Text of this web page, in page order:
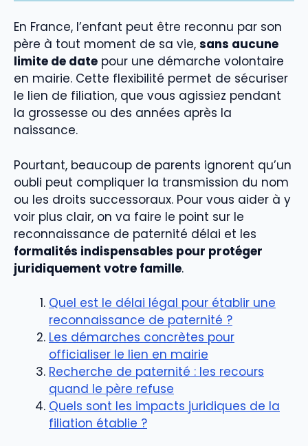
En France, l’enfant peut être reconnu par son
père à tout moment de sa vie, sans aucune
limite de date pour une démarche volontaire
en mairie. Cette flexibilité permet de sécuriser
le lien de filiation, que vous agissiez pendant
la grossesse ou des années après la
naissance.
Pourtant, beaucoup de parents ignorent qu’un
oubli peut compliquer la transmission du nom
ou les droits successoraux. Pour vous aider à y
voir plus clair, on va faire le point sur le
reconnaissance de paternité délai et les
formalités indispensables pour protéger
juridiquement votre famille.
Quel est le délai légal pour établir une
reconnaissance de paternité ?
Les démarches concrètes pour
officialiser le lien en mairie
Recherche de paternité : les recours
quand le père refuse
Quels sont les impacts juridiques de la
filiation établie ?